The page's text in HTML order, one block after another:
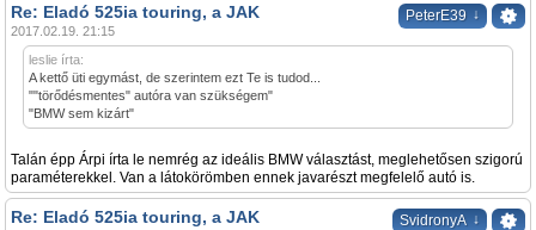
PeterE39 ↓
Re: Eladó 525ia touring, a JAK
2017.02.19. 21:15
leslie írta:
A kettő üti egymást, de szerintem ezt Te is tudod...
""törődésmentes" autóra van szükségem"
"BMW sem kizárt"
Talán épp Árpi írta le nemrég az ideális BMW választást, meglehetősen szigorú
paraméterekkel. Van a látokörömben ennek javarészt megfelelő autó is.
SvidronyA ↓
Re: Eladó 525ia touring, a JAK